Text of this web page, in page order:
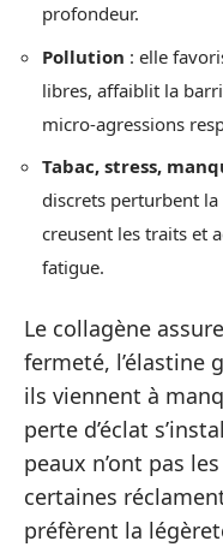
profondeur.
Pollution : elle
libres, affaiblit la
micro-agressions
Tabac, stress,
discrets perturbent
creusent les traits et
fatigue.
Le collagène
fermeté, l’élastine
ils viennent à
perte d’éclat
peaux n’ont pas
certaines
préfèrent la